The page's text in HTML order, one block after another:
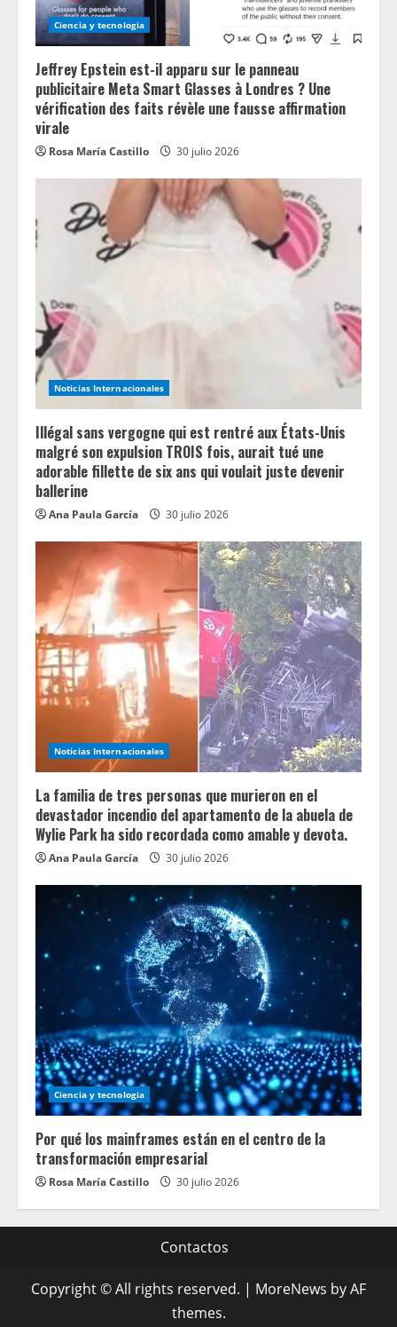
Ciencia y tecnologia
Jeffrey Epstein est-il apparu sur le panneau
publicitaire Meta Smart Glasses à Londres ? Une
vérification des faits révèle une fausse affirmation
virale
Rosa María Castillo 30 julio 2026
Noticias Internacionales
Illégal sans vergogne qui est rentré aux États-Unis
malgré son expulsion TROIS fois, aurait tué une
adorable fillette de six ans qui voulait juste devenir
ballerine
Ana Paula García 30 julio 2026
Noticias Internacionales
La familia de tres personas que murieron en el
devastador incendio del apartamento de la abuela de
Wylie Park ha sido recordada como amable y devota.
Ana Paula García 30 julio 2026
Ciencia y tecnologia
Por qué los mainframes están en el centro de la
transformación empresarial
Rosa María Castillo 30 julio 2026
Contactos
Copyright © All rights reserved. | MoreNews by AF
themes.